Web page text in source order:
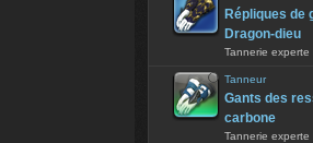
Répliques de
Dragon-dieu
Tannerie experte
Tanneur
Gants des
carbone
Tannerie experte